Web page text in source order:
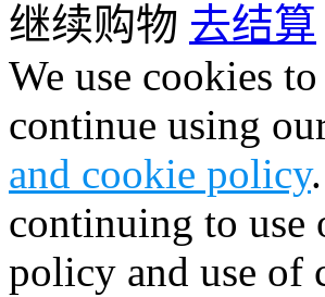
继续购物 去结算
We use cookies
continue using
and cookie policy
continuing to use
policy and use of